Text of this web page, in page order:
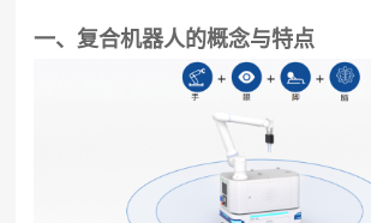
一、复合机器人的概念与特点